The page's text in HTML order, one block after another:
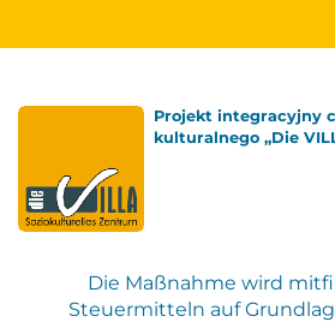
Projekt integracyjny
kulturalnego „Die
Die Maßnahme wird
Steuermitteln auf